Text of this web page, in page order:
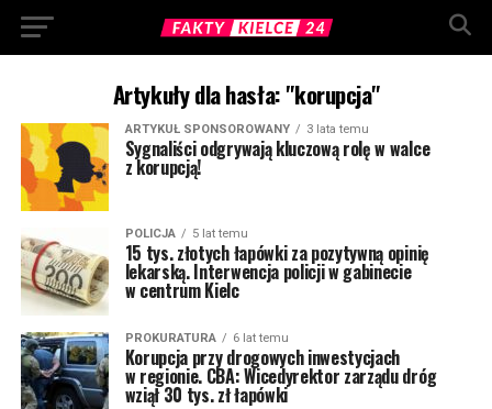
Artykuły dla hasła: "korupcja"
ARTYKUŁ SPONSOROWANY 3 lata temu
Sygnaliści odgrywają kluczową rolę w walce
z korupcją!
POLICJA 5 lat temu
15 tys. złotych łapówki za pozytywną opinię
lekarską. Interwencja policji w gabinecie
w centrum Kielc
PROKURATURA 6 lat temu
Korupcja przy drogowych inwestycjach
w regionie. CBA: Wicedyrektor zarządu dróg
wziął 30 tys. zł łapówki